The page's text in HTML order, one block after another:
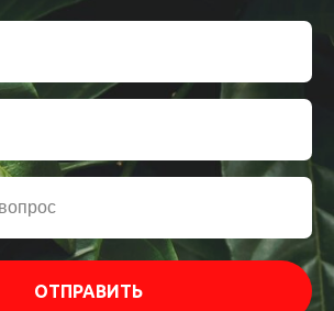
ОТПРАВИТЬ